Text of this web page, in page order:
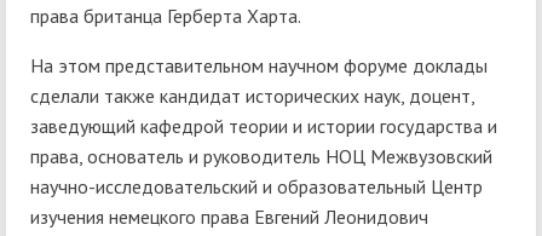
права британца Герберта Харта.
На этом представительном научном форуме доклады
сделали также кандидат исторических наук, доцент,
заведующий кафедрой теории и истории государства и
права, основатель и руководитель НОЦ Межвузовский
научно-исследовательский и образовательный Центр
изучения немецкого права Евгений Леонидович